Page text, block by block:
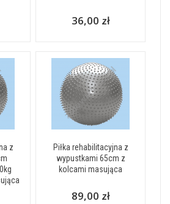
36,00 zł
z
Piłka rehabilitacyjna z
wypustkami 65cm z
kolcami masująca
89,00 zł